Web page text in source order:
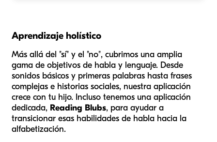
Aprendizaje holístico
Más allá del "sí" y el "no", cubrimos una amplia
gama de objetivos de habla y lenguaje. Desde
sonidos básicos y primeras palabras hasta frases
complejas e historias sociales, nuestra aplicación
crece con tu hijo. Incluso tenemos una aplicación
dedicada, Reading Blubs, para ayudar a
transicionar esas habilidades de habla hacia la
alfabetización.